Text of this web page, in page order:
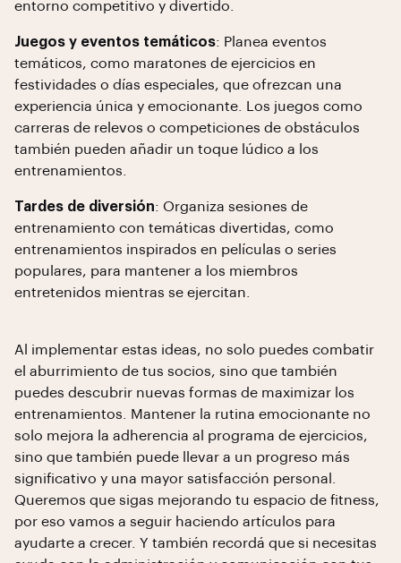
entorno competitivo y divertido.
Juegos y eventos temáticos: Planea eventos
temáticos, como maratones de ejercicios en
festividades o días especiales, que ofrezcan una
experiencia única y emocionante. Los juegos como
carreras de relevos o competiciones de obstáculos
también pueden añadir un toque lúdico a los
entrenamientos.
Tardes de diversión: Organiza sesiones de
entrenamiento con temáticas divertidas, como
entrenamientos inspirados en películas o series
populares, para mantener a los miembros
entretenidos mientras se ejercitan.
Al implementar estas ideas, no solo puedes combatir
el aburrimiento de tus socios, sino que también
puedes descubrir nuevas formas de maximizar los
entrenamientos. Mantener la rutina emocionante no
solo mejora la adherencia al programa de ejercicios,
sino que también puede llevar a un progreso más
significativo y una mayor satisfacción personal.
Queremos que sigas mejorando tu espacio de fitness,
por eso vamos a seguir haciendo artículos para
ayudarte a crecer. Y también recordá que si necesitas